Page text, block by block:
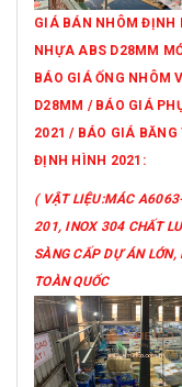
GIÁ BÁN NHÔM ĐỊNH
NHỰA ABS D28MM
BÁO GIÁ ỐNG NHÔM
D28MM / BÁO GIÁ
2021 / BÁO GIÁ
ĐỊNH HÌNH 2021:
( VẬT LIỆU:MÁC
201, INOX 304 CHẤT
SÀNG CẤP DỰ ÁN
TOÀN QUỐC